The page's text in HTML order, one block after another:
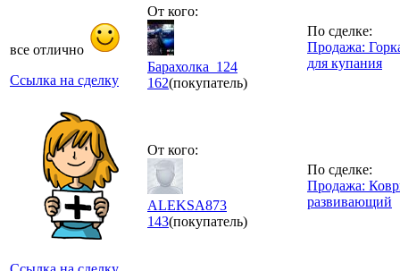
все отлично
Ссылка на сделку
От кого:
Барахолка_124
162(покупатель)
По сделке:
Продажа:
для купания
От кого:
ALEKSA873
143(покупатель)
По сделке:
Продажа:
развивающий